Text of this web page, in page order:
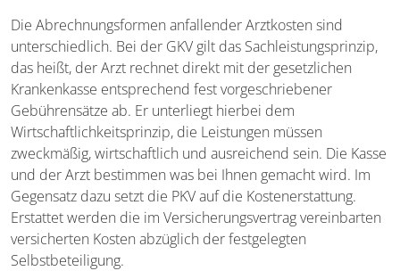
Die Abrechnungsformen anfallender Arztkosten sind
unterschiedlich. Bei der GKV gilt das Sachleistungsprinzip,
das heißt, der Arzt rechnet direkt mit der gesetzlichen
Krankenkasse entsprechend fest vorgeschriebener
Gebührensätze ab. Er unterliegt hierbei dem
Wirtschaftlichkeitsprinzip, die Leistungen müssen
zweckmäßig, wirtschaftlich und ausreichend sein. Die Kasse
und der Arzt bestimmen was bei Ihnen gemacht wird. Im
Gegensatz dazu setzt die PKV auf die Kostenerstattung.
Erstattet werden die im Versicherungsvertrag vereinbarten
versicherten Kosten abzüglich der festgelegten
Selbstbeteiligung.